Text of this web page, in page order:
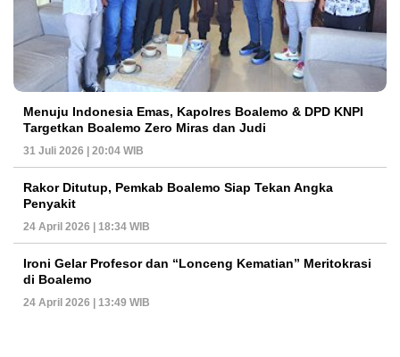
Menuju Indonesia Emas, Kapolres Boalemo & DPD KNPI
Targetkan Boalemo Zero Miras dan Judi
31 Juli 2026 | 20:04 WIB
Rakor Ditutup, Pemkab Boalemo Siap Tekan Angka
Penyakit
24 April 2026 | 18:34 WIB
Ironi Gelar Profesor dan “Lonceng Kematian” Meritokrasi
di Boalemo
24 April 2026 | 13:49 WIB